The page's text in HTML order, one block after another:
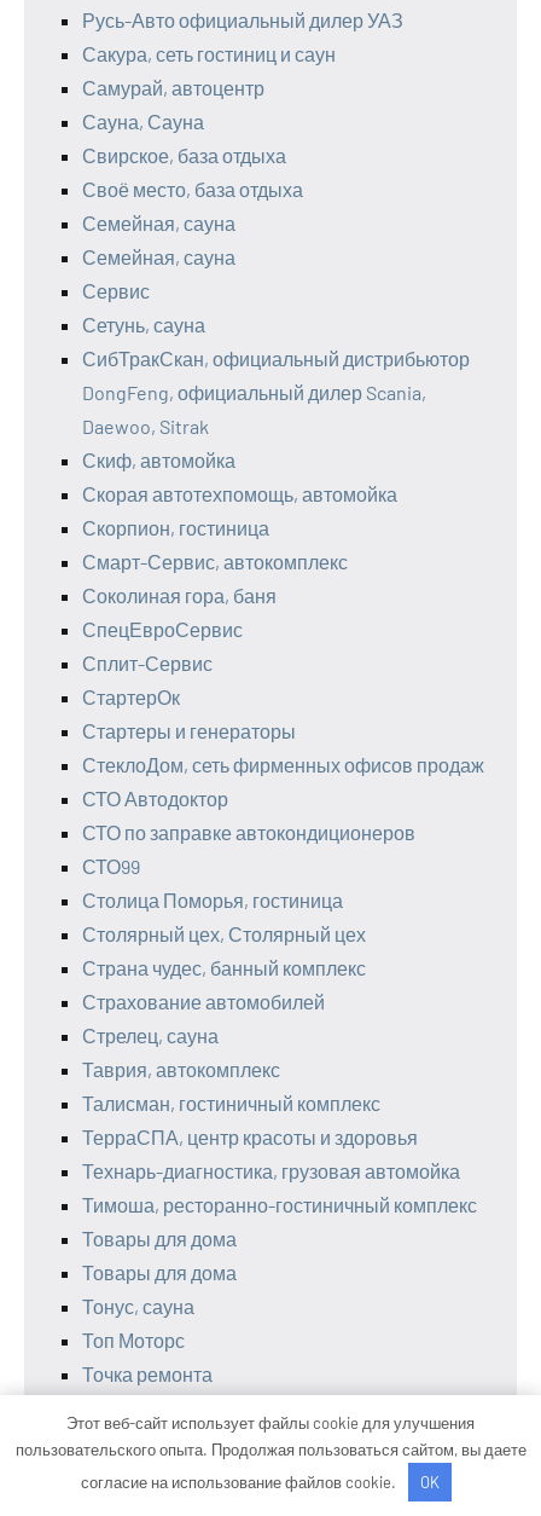
Русь-Авто официальный дилер УАЗ
Сакура, сеть гостиниц и саун
Самурай, автоцентр
Сауна, Сауна
Свирское, база отдыха
Своё место, база отдыха
Семейная, сауна
Семейная, сауна
Сервис
Сетунь, сауна
СибТракСкан, официальный дистрибьютор
DongFeng, официальный дилер Scania,
Daewoo, Sitrak
Скиф, автомойка
Скорая автотехпомощь, автомойка
Скорпион, гостиница
Смарт-Сервис, автокомплекс
Соколиная гора, баня
СпецЕвроСервис
Сплит-Сервис
СтартерОк
Стартеры и генераторы
СтеклоДом, сеть фирменных офисов продаж
СТО Автодоктор
СТО по заправке автокондиционеров
СТО99
Столица Поморья, гостиница
Столярный цех, Столярный цех
Страна чудес, банный комплекс
Страхование автомобилей
Стрелец, сауна
Таврия, автокомплекс
Талисман, гостиничный комплекс
ТерраСПА, центр красоты и здоровья
Технарь-диагностика, грузовая автомойка
Тимоша, ресторанно-гостиничный комплекс
Товары для дома
Товары для дома
Тонус, сауна
Топ Моторс
Точка ремонта
Транс Лайн СТО
Трио, сауна
Этот веб-сайт использует файлы cookie для улучшения
пользовательского опыта. Продолжая пользоваться сайтом, вы даете
согласие на использование файлов cookie.
OK